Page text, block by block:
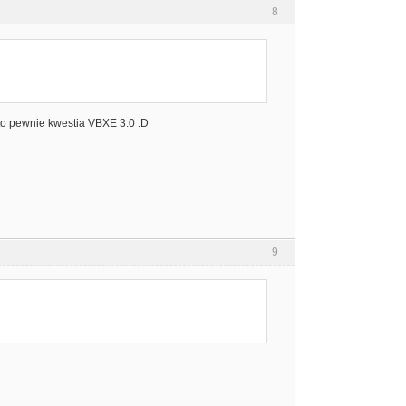
8
pewnie kwestia VBXE 3.0 :D
9